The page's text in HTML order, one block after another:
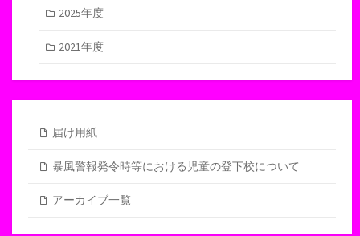
2025年度
2021年度
届け用紙
暴風警報発令時等における児童の登下校について
アーカイブ一覧